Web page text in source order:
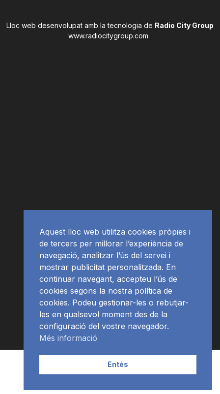
Lloc web desenvolupat amb la tecnologia de Radio City Group
www.radiocitygroup.com.
APP Programació
Aquest lloc web utilitza cookies pròpies i
de tercers per millorar l’experiència de
navegació, analitzar l’ús del servei i
mostrar publicitat personalitzada. En
continuar navegant, accepteu l’ús de
cookies segons la nostra política de
cookies. Podeu gestionar-les o rebutjar-
les en qualsevol moment des de la
configuració del vostre navegador.
Més informació
Entès